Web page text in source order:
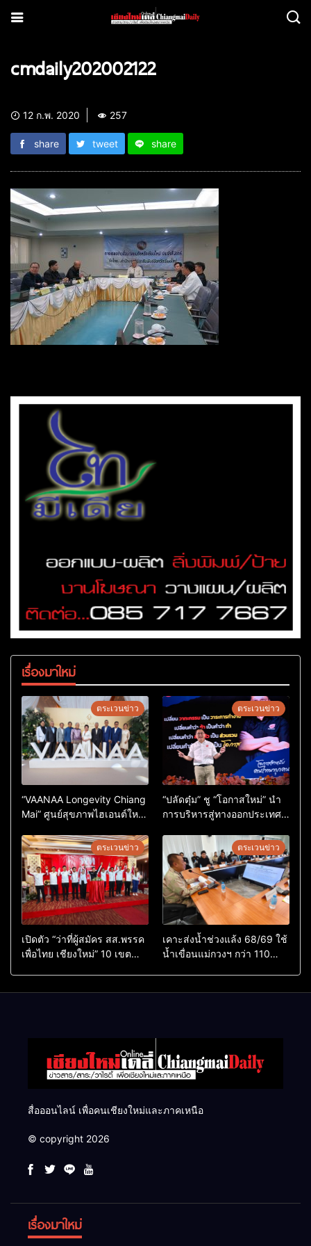
cmdaily202002122
12 ก.พ. 2020 257
share tweet share
เรื่องมาใหม่
ตระเวนข่าว
“VAANAA Longevity Chiang
Mai” ศูนย์สุขภาพไฮเอนต์ใหญ่
ตระเวนข่าว
“ปลัดตุ๋ม” ชู “โอกาสใหม่” นำ
การบริหารสู่ทางออกประเทศ
ตระเวนข่าว
เปิดตัว “ว่าที่ผู้สมัคร สส.พรรค
เพื่อไทย เชียงใหม่” 10 เขต
ตระเวนข่าว
เคาะส่งน้ำช่วงแล้ง 68/69 ใช้
น้ำเขื่อนแม่กวงฯ กว่า 110
สื่อออนไลน์ เพื่อคนเชียงใหม่และภาคเหนือ
© copyright 2026
เรื่องมาใหม่